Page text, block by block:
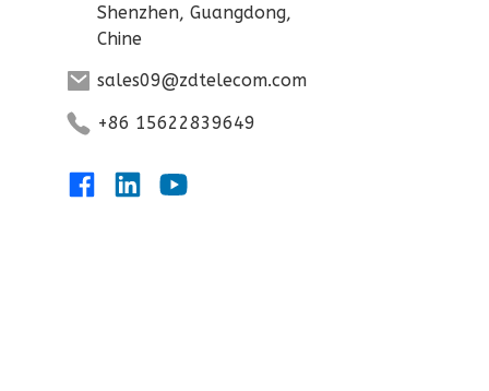
Shenzhen, Guangdong,
Chine
sales09@zdtelecom.com
+86 15622839649